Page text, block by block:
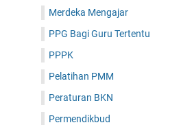
Merdeka Mengajar
PPG Bagi Guru Tertentu
PPPK
Pelatihan PMM
Peraturan BKN
Permendikbud